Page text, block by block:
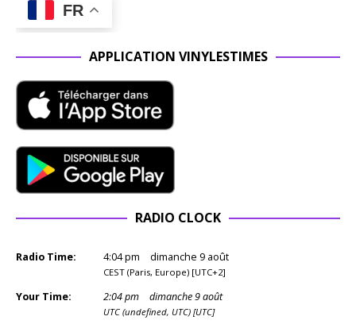
FR
APPLICATION VINYLESTIMES
RADIO CLOCK
Radio Time: 4:04pm dimanche 9 août
CEST (Paris, Europe) [UTC+2]
Your Time: 2:04pm dimanche 9 août
UTC (undefined, UTC) [UTC]